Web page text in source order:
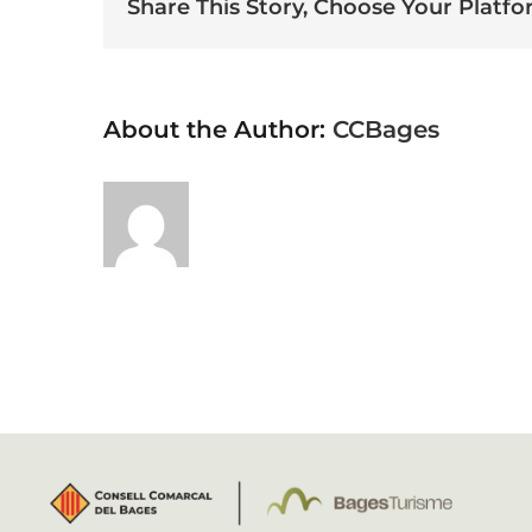
Share This Story, Choose Your
About the Author: CCBages